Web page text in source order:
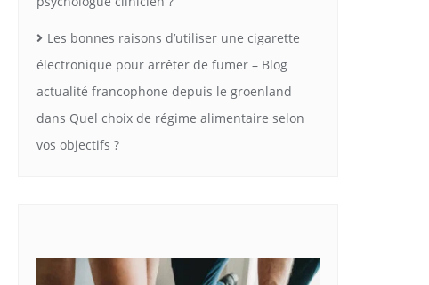
Les bonnes raisons d’utiliser une cigarette
électronique pour arrêter de fumer – Blog
actualité francophone depuis le groenland
dans Quel choix de régime alimentaire selon
vos objectifs ?